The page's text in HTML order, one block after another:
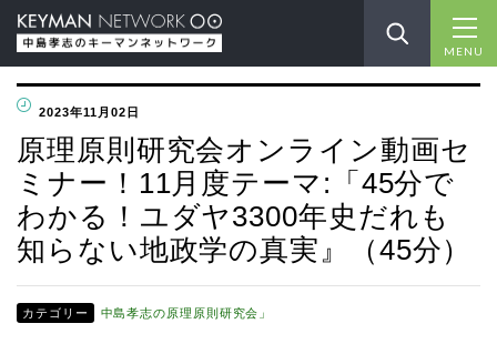
MENU
2023年11月02日
原理原則研究会オンライン動画セ
ミナー！11月度テーマ:「45分で
わかる！ユダヤ3300年史だれも
知らない地政学の真実』（45分）
カテゴリー 中島孝志の原理原則研究会」